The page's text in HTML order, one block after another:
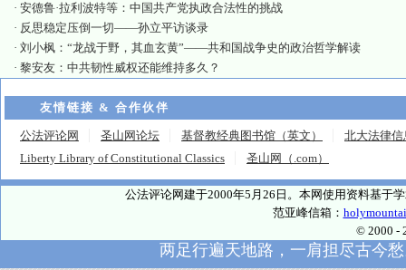
· 安德鲁·拉利波特等：中国共产党执政合法性的挑战
· 反思稳定压倒一切——孙立平访谈录
· 刘小枫：“龙战于野，其血玄黄”——共和国战争史的政治哲学解读
· 黎安友：中共韧性威权还能维持多久？
友情链接 & 合作伙伴
公法评论网 圣山网论坛 基督教经典图书馆（英文）
北大法律信
Liberty Library of Constitutional Classics
圣山网（.com）
公法评论网建于2000年5月26日。本网使用资料基于
范亚峰信箱：
© 2000 -
两足行遍天地路，一肩担尽古今